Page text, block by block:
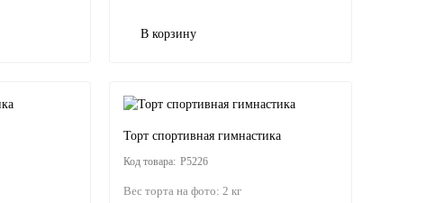
В корзину
Торт спортивная гимнастика
P5226
Вес торта на фото: 2 кг